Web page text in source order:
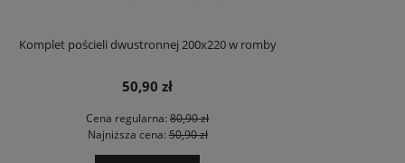
Komplet pościeli dwustronnej 200x220 w romby
50,90 zł
Cena regularna: 80,90 zł
Najniższa cena:50,90 zł